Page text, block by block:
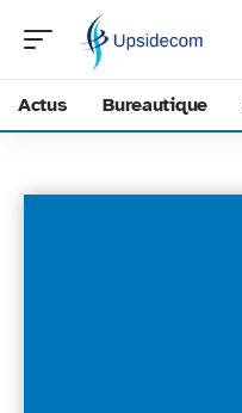
Actus Bureautique